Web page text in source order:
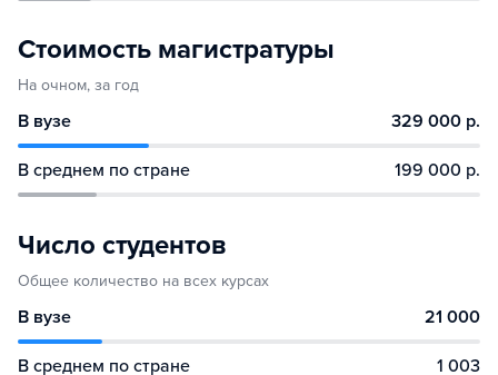
Стоимость магистратуры
На очном, за год
В вузе 329 000 р.
В среднем по стране 199 000 р.
Число студентов
Общее количество на всех курсах
В вузе 21 000
В среднем по стране 1 003